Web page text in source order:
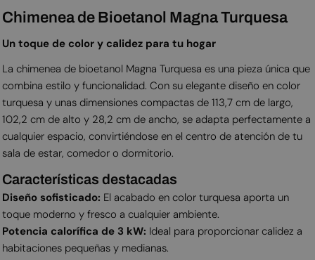
Chimenea de Bioetanol Magna Turquesa
Un toque de color y calidez para tu hogar
La chimenea de bioetanol Magna Turquesa es una pieza única que
combina estilo y funcionalidad. Con su elegante diseño en color
turquesa y unas dimensiones compactas de 113,7 cm de largo,
102,2 cm de alto y 28,2 cm de ancho, se adapta perfectamente a
cualquier espacio, convirtiéndose en el centro de atención de tu
sala de estar, comedor o dormitorio.
Características destacadas
Diseño sofisticado: El acabado en color turquesa aporta un
toque moderno y fresco a cualquier ambiente.
Potencia calorífica de 3 kW: Ideal para proporcionar calidez a
habitaciones pequeñas y medianas.